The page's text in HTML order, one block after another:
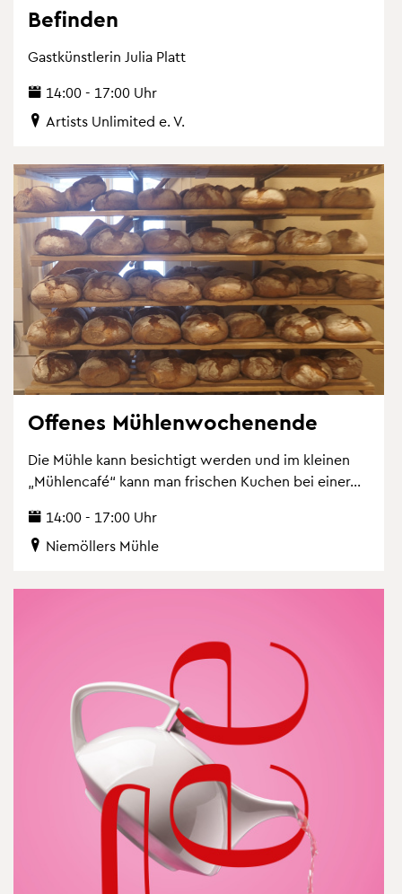
Be­fin­den
Gast­künst­le­rin Julia Platt
14:00 - 17:00 Uhr
Ar­tists Un­li­mi­ted e. V.
Of­fe­nes Müh­len­wo­chen­en­de
Die Mühle kann be­sich­tigt wer­den und im klei­nen
„Müh­len­ca­fé“ kann man fri­schen Ku­chen bei einer...
14:00 - 17:00 Uhr
Nie­möl­lers Mühle